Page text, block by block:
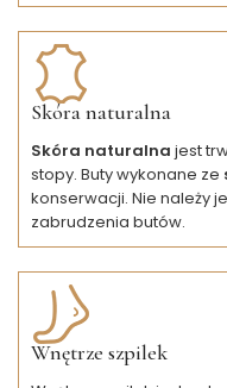
Skóra naturalna
Skóra naturalna jest
stopy. Buty wykonane ze
konserwacji. Nie należy
zabrudzenia butów.
Wnętrze szpilek